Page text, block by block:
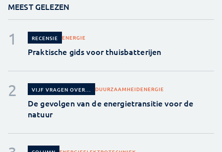
MEEST GELEZEN
RECENSIE ENERGIE
Praktische gids voor thuisbatterijen
VIJF VRAGEN OVER... DUURZAAMHEIDENERGIE
De gevolgen van de energietransitie voor de
natuur